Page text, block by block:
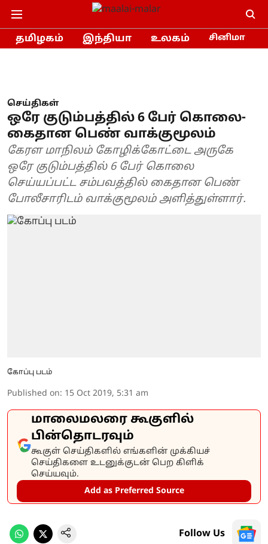
தமிழகம் இந்தியா உலகம் சினிமா
செய்திகள்
ஒரே குடும்பத்தில் 6 பேர் கொலை-
கைதான பெண் வாக்குமூலம்
கேரள மாநிலம் கோழிக்கோட்டை அருகே
ஒரே குடும்பத்தில் 6 பேர் கொலை
செய்யப்பட்ட சம்பவத்தில் கைதான பெண்
போலீசாரிடம் வாக்குமூலம் அளித்துள்ளார்.
கோப்பு படம்
Published on: 15 Oct 2019, 5:31 am
மாலைமலரை கூகுளில்
பின்தொடரவும்
கூகுள் செய்திகளில் எங்களின் முக்கியச்
செய்திகளை உடனுக்குடன் பெற கிளிக்
செய்யவும்.
Add as Preferred Source
Follow Us